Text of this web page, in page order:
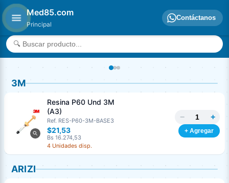
Med85.com
Principal
Contáctanos
3M
Resina P60 Und 3M
(A3)
Ref. RES-P60-3M-BASE3
$21,53
Bs 16.274,53
4 Unidades disp.
− +
+ Agregar
ARIZI